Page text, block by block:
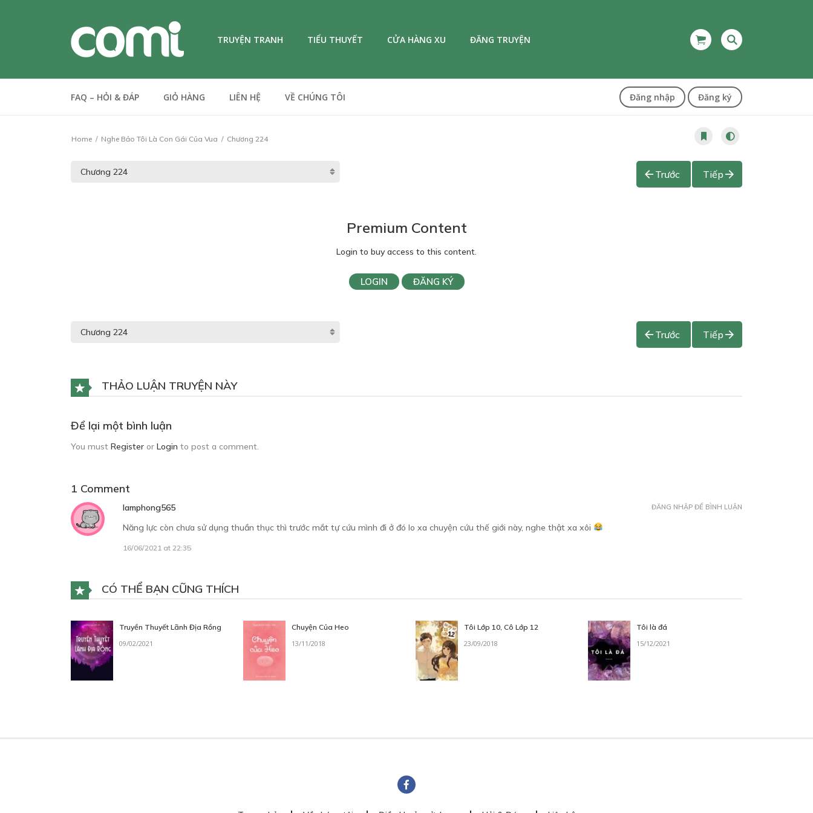
TRUYỆN TRANH TIỂU THUYẾT CỬA HÀNG XU ĐĂNG TRUYỆN
FAQ – HỎI & ĐÁP GIỎ HÀNG LIÊN HỆ VỀ CHÚNG TÔI Đăng nhập Đăng ký
Home Nghe Bảo Tôi Là Con Gái Của Vua Chương 224
Trước Tiếp
Premium Content
Login to buy access to this content.
LOGIN ĐĂNG KÝ
Trước Tiếp
THẢO LUẬN TRUYỆN NÀY
Để lại một bình luận
You must Register or Login to post a comment.
1 Comment
lamphong565
Năng lực còn chưa sử dụng thuần thục thì trước mắt tự cứu mình đi ở đó lo xa chuyện cứu thế giới này, nghe thật xa xôi
16/06/2021 at 22:35
ĐĂNG NHẬP ĐỂ BÌNH LUẬN
CÓ THỂ BẠN CŨNG THÍCH
Truyền Thuyết Lãnh Địa Rồng
09/02/2021
Chuyện Của Heo
13/11/2018
Tôi Lớp 10, Cô Lớp 12
23/09/2018
Tôi là đá
15/12/2021